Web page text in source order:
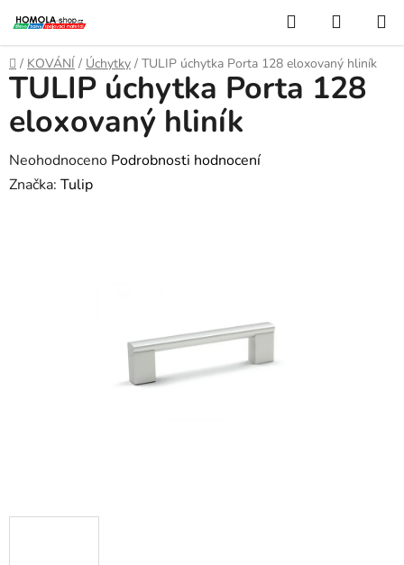
na
obsah
Hledat
KOŠÍK
Domů
/ KOVÁNÍ / Úchytky / TULIP úchytka Porta 128 eloxovaný hliník
TULIP úchytka Porta 128
eloxovaný hliník
Průměrné
hodnocení
Neohodnoceno Podrobnosti hodnocení
Značka: Tulip